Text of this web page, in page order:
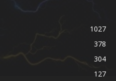
1027
378
304
127